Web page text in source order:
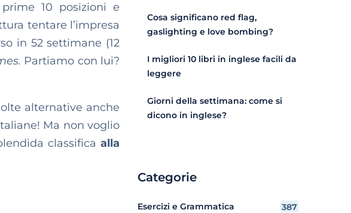
10 posizioni e
tentare l’impresa
in 52 settimane (12
Partiamo con lui?
alternative anche
Ma non voglio
classifica alla
Cosa significano red flag,
gaslighting e love bombing?
I migliori 10 libri in inglese facili da
leggere
Giorni della settimana: come si
dicono in inglese?
Categorie
Esercizi e Grammatica 387